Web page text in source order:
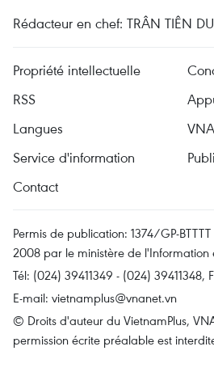
Rédacteur en chef: TRÂN TIÊN
Propriété intellectuelle
RSS
Langues
VNA
Service d'information
Contact
Permis de publication: 1374/GP-
2008 par le ministère de
Tél: (024) 39411349 - (024) 39411348,
E-mail: vietnamplus@vnanet.vn
© Droits d'auteur du VietnamPlus,
permission écrite préalable est